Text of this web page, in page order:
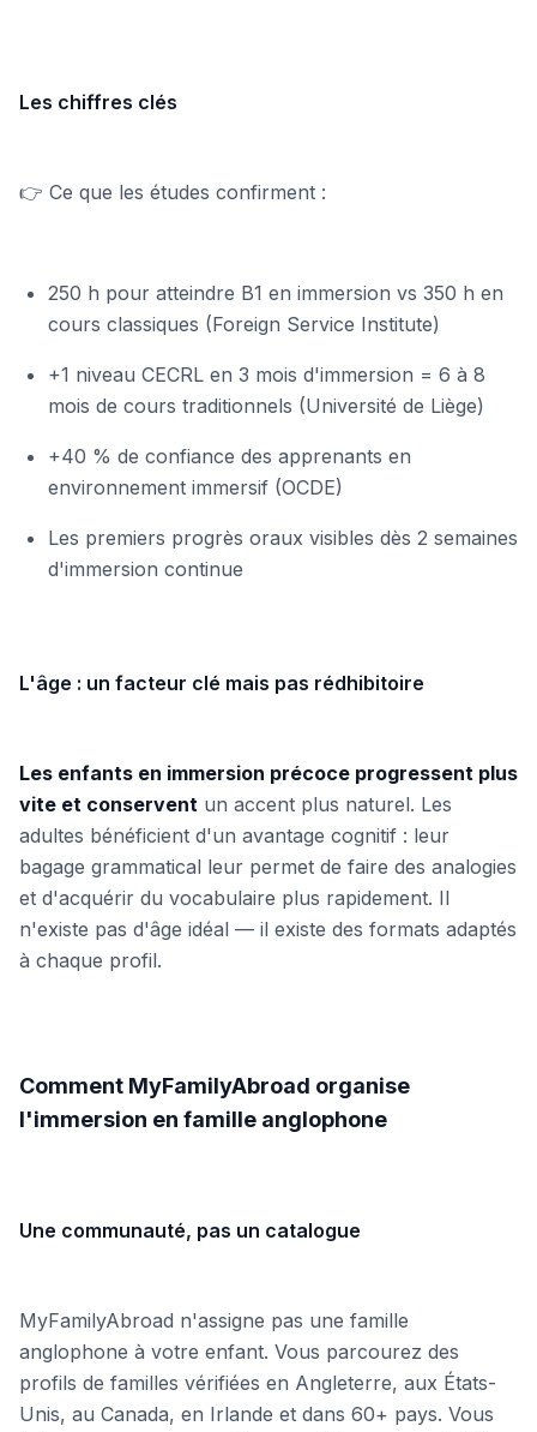
Les chiffres clés
👉 Ce que les études confirment :
250 h pour atteindre B1 en immersion vs 350 h en
cours classiques (Foreign Service Institute)
+1 niveau CECRL en 3 mois d'immersion = 6 à 8
mois de cours traditionnels (Université de Liège)
+40 % de confiance des apprenants en
environnement immersif (OCDE)
Les premiers progrès oraux visibles dès 2 semaines
d'immersion continue
L'âge : un facteur clé mais pas rédhibitoire
Les enfants en immersion précoce progressent plus
vite et conservent un accent plus naturel. Les
adultes bénéficient d'un avantage cognitif : leur
bagage grammatical leur permet de faire des analogies
et d'acquérir du vocabulaire plus rapidement. Il
n'existe pas d'âge idéal — il existe des formats adaptés
à chaque profil.
Comment MyFamilyAbroad organise
l'immersion en famille anglophone
Une communauté, pas un catalogue
MyFamilyAbroad n'assigne pas une famille
anglophone à votre enfant. Vous parcourez des
profils de familles vérifiées en Angleterre, aux États-
Unis, au Canada, en Irlande et dans 60+ pays. Vous